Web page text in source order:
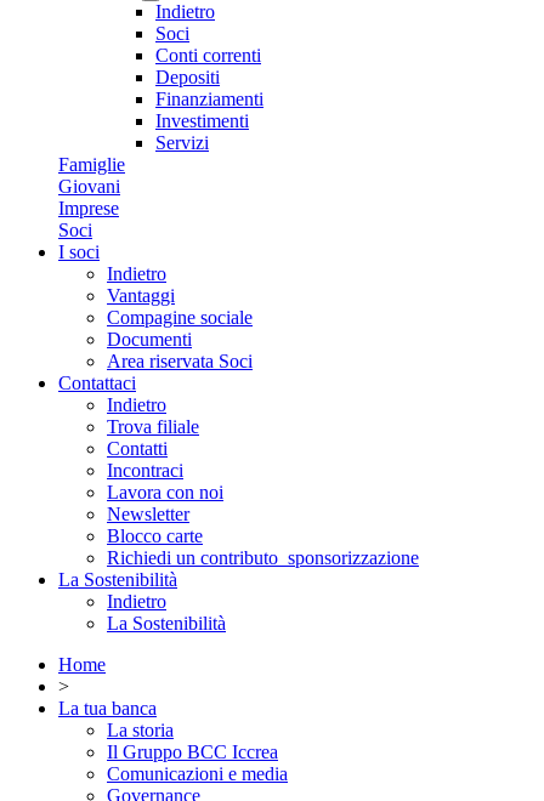
Indietro
Soci
Conti correnti
Depositi
Finanziamenti
Investimenti
Servizi
Famiglie
Giovani
Imprese
Soci
I soci
Indietro
Vantaggi
Compagine sociale
Documenti
Area riservata Soci
Contattaci
Indietro
Trova filiale
Contatti
Incontraci
Lavora con noi
Newsletter
Blocco carte
Richiedi un contributo_sponsorizzazione
La Sostenibilità
Indietro
La Sostenibilità
Home
>
La tua banca
La storia
Il Gruppo BCC Iccrea
Comunicazioni e media
Governance